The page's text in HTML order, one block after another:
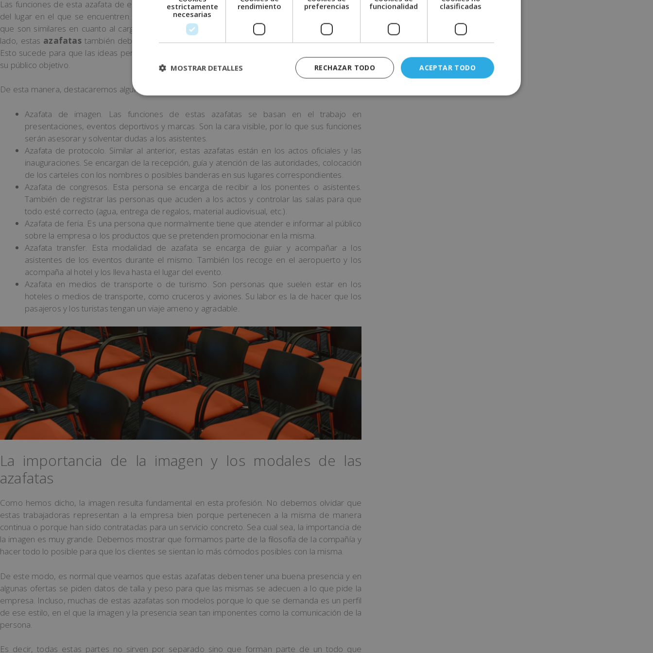
Las funciones de esta azafata de eventos varían según el tipo de trabajo que estén realizando y
del lugar en el que se encuentren. De hecho, nos encontramos con muchas ofertas de trabajo
que son similares en cuanto al cargo pero con algunas diferencias según las funciones. Por otro
lado, estas azafatastambién deben estar especializadas en el asesoramiento con los clientes.
Esto sucede para que las ideas permanezcan y la empresa tenga un gran posicionamiento entre
su público objetivo.
De esta manera, destacaremos algunos tipos de azafatas en relación con sus funciones:
Azafata de imagen. Las funciones de estas azafatas se basan en el trabajo en
presentaciones, eventos deportivos y marcas. Son la cara visible, por lo que sus funciones
serán asesorar y solventar dudas a los asistentes.
Azafata de protocolo. Similar al anterior, estas azafatas están en los actos oficiales y las
inauguraciones. Se encargan de la recepción, guía y atención de las autoridades, colocación
de los carteles con los nombres o posibles banderas en sus lugares correspondientes.
Azafata de congresos. Esta persona se encarga de recibir a los ponentes o asistentes.
También de registrar las personas que acuden a los actos y controlar las salas para que
todo esté correcto (agua, entrega de regalos, material audiovisual, etc.).
Azafata de feria. Es una persona que normalmente tiene que atender e informar al público
sobre la empresa o los productos que se pretenden promocionar en la misma.
Azafata transfer. Esta modalidad de azafata se encarga de guiar y acompañar a los
asistentes de los eventos durante el mismo. También los recoge en el aeropuerto y los
acompaña al hotel y los lleva hasta el lugar del evento.
Azafata en medios de transporte o de turismo. Son personas que suelen estar en los
hoteles o medios de transporte, como cruceros y aviones. Su labor es la de hacer que los
pasajeros y los turistas tengan un viaje ameno y agradable.
La importancia de la imagen y los modales de las
azafatas
Como hemos dicho, la imagen resulta fundamental en esta profesión. No debemos olvidar que
estas trabajadoras representan a la empresa bien porque pertenecen a la misma de manera
continua o porque han sido contratadas para un servicio concreto. Sea cual sea, la importancia de
la imagen es muy grande. Debemos mostrar que formamos parte de la filosofía de la compañía y
hacer todo lo posible para que los clientes se sientan lo más cómodos posibles con la misma.
De este modo, es normal que veamos que estas azafatas deben tener una buena presencia y en
algunas ofertas se piden datos de talla y peso para que las mismas se adecuen a lo que pide la
empresa. Incluso, muchas de estas azafatas son modelos porque lo que se demanda es un perfil
de ese estilo, en el que la imagen y la presencia sean tan imponentes como la comunicación de la
persona.
Es decir, todas estas partes no sirven por separado sino que forman parte de un todo que
estrictamente
necesarias
rendimiento
preferencias
funcionalidad
clasificadas
ACEPTAR TODO
RECHAZAR TODO
MOSTRAR DETALLES